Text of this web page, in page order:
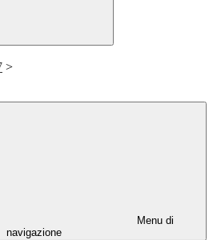
>
Menu di
navigazione